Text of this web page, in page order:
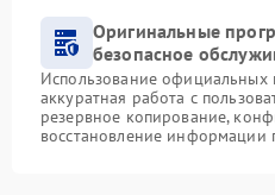
Оригинальные
безопасное
Использование
аккуратная работа с
резервное копирование,
восстановление информации